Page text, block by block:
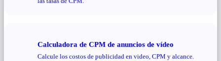
Calculadora de CPM de anuncios de vídeo
Calcule los costos de publicidad en video, CPM y alcance.